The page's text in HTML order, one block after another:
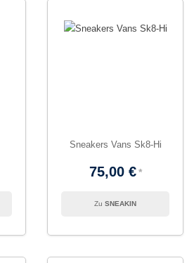
Sneakers Vans Sk8-Hi
75,00 €
SNEAKIN